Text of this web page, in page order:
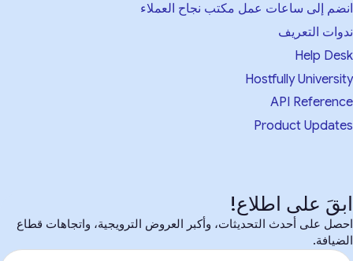
انضم إلى ساعات عمل مكتب نجاح العملاء
ندوات التعريف
Help Desk
Hostfully University
API Reference
Product Updates
ابقَ على اطلاع!
احصل على أحدث التحديثات، وأكبر العروض الترويجية، واتجاهات قطاع
الضيافة.